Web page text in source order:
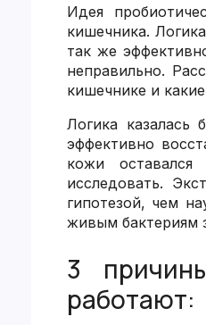
Идея
кишечника.
так же
неправильно.
кишечнике и
Логика казалась
эффективно
кожи
исследовать.
гипотезой, чем
живым бактериям
3
работают: